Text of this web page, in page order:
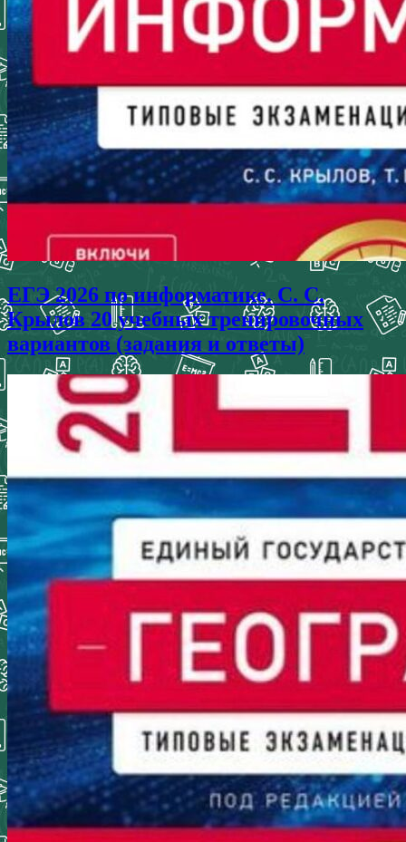
ЕГЭ 2026 по информатике. С. С.
Крылов 20 учебных тренировочных
вариантов (задания и ответы)